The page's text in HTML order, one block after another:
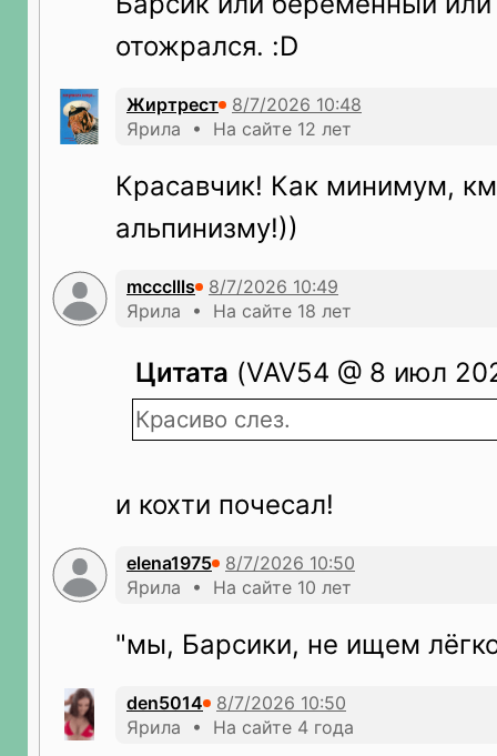
отожрался. :D
Жиртрест
Ярила • На сайте 12 лет
Красавчик! Как минимум,
альпинизму!))
mcccllls
Ярила • На сайте 18 лет
Цитата (VAV54 @ 8 июл
Красиво слез.
и кохти почесал!
elena1975
Ярила • На сайте 10 лет
"мы, Барсики, не ищем
den5014
Ярила • На сайте 4 года